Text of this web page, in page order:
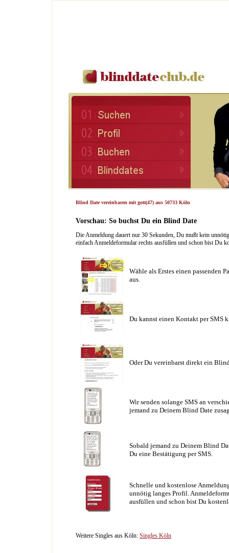
Blind Date vereinbaren mit gott(47) aus 50733 Köln
Vorschau: So buchst Du ein Blind Date
Die Anmeldung dauert nur 30 Sekunden, Du mußt kein
einfach Anmeldeformular rechts ausfüllen und schon bist Du
Wähle als Erstes einen passenden
aus.
Du kannst einen Kontakt per SMS
Oder Du vereinbarst direkt ein
Wir senden solange SMS an
jemand zu Deinem Blind Date
Sobald jemand zu Deinem Blind
Du eine Bestätigung per SMS.
Schnelle und kostenlose
unnötig langes Profil.
ausfüllen und schon bist Du
Weitere Singles aus Köln: Singles Köln